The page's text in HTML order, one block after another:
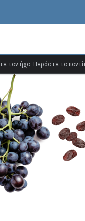
τον ήχο. Περάστε το